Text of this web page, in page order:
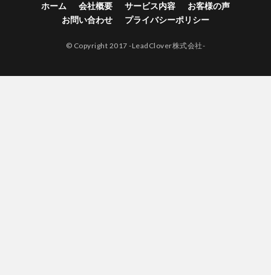
ホーム 会社概要 サービス内容
お客様の声
お問い合わせ
プライバシーポリシー
© Copyright 2017 -LeadClover株式会社-